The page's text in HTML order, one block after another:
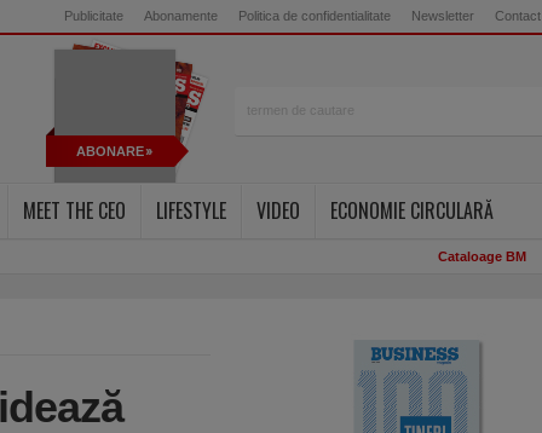
Publicitate Abonamente Politica de confidentialitate Newsletter Contact
ABONARE
MEET THE CEO LIFESTYLE VIDEO
ECONOMIE CIRCULARĂ
Cataloage BM